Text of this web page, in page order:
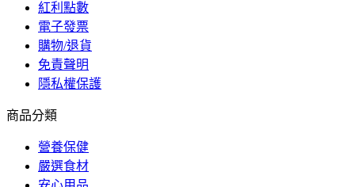
紅利點數
電子發票
購物/退貨
免責聲明
隱私權保護
商品分類
營養保健
嚴選食材